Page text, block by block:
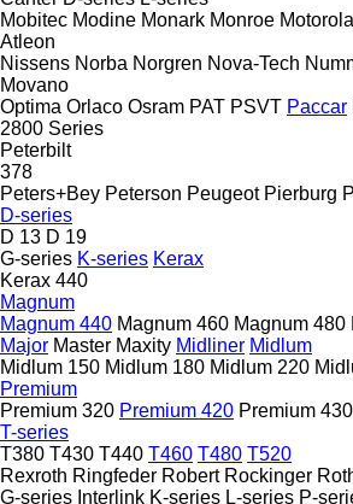
Mobitec Modine Monark Monroe Motorola
Atleon
Nissens Norba Norgren Nova-Tech
Movano
Optima Orlaco Osram PAT PSVT Paccar
2800 Series
Peterbilt
378
Peters+Bey Peterson Peugeot Pierburg
D-series
D 13 D 19
G-series K-series Kerax
Kerax 440
Magnum
Magnum 440 Magnum 460 Magnum 480
Major Master Maxity Midliner Midlum
Midlum 150 Midlum 180 Midlum 220
Premium
Premium 320 Premium 420 Premium 430
T-series
T380 T430 T440 T460 T480 T520
Rexroth Ringfeder Robert Rockinger
G-series Interlink K-series L-series P-